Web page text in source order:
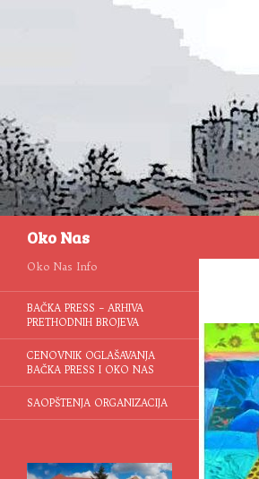
Oko Nas
Oko Nas Info
BAČKA PRESS – ARHIVA
PRETHODNIH BROJEVA
CENOVNIK OGLAŠAVANJA
BAČKA PRESS I OKO NAS
SAOPŠTENJA ORGANIZACIJA